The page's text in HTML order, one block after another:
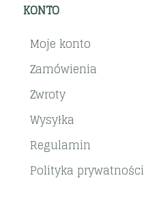
KONTO
Moje konto
Zamówienia
Zwroty
Wysyłka
Regulamin
Polityka prywatności